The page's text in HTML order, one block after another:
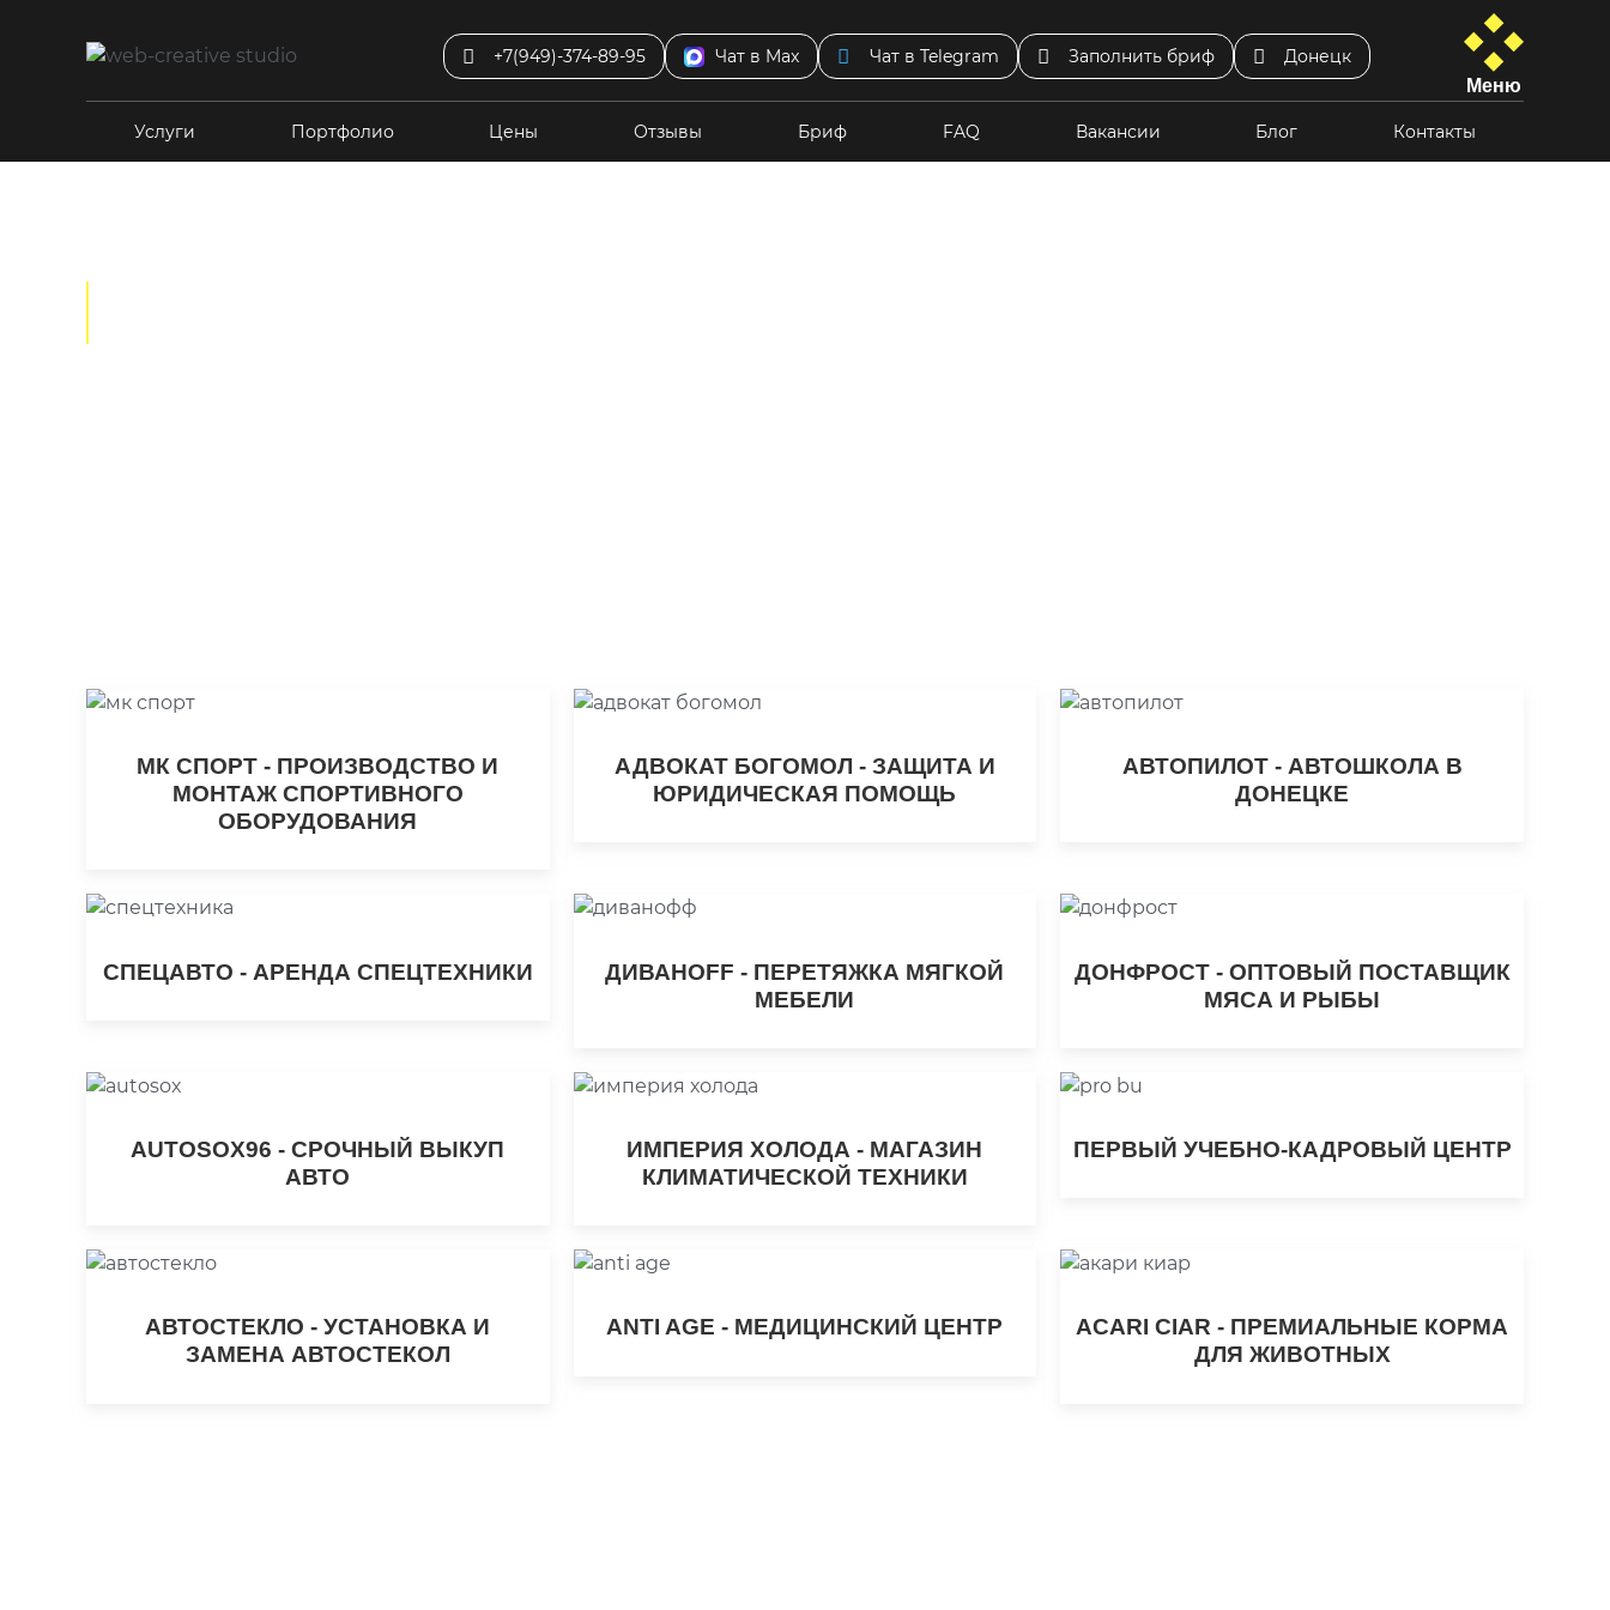
+7(949)-374-89-95 Чат в Max Чат в Telegram Заполнить бриф Донецк
Меню
Услуги Портфолио Цены Отзывы Бриф FAQ Вакансии Блог Контакты
МК СПОРТ - ПРОИЗВОДСТВО И
МОНТАЖ СПОРТИВНОГО
ОБОРУДОВАНИЯ
АДВОКАТ БОГОМОЛ - ЗАЩИТА И
ЮРИДИЧЕСКАЯ ПОМОЩЬ
АВТОПИЛОТ - АВТОШКОЛА В
ДОНЕЦКЕ
СПЕЦАВТО - АРЕНДА СПЕЦТЕХНИКИ
ДИВАНOFF - ПЕРЕТЯЖКА МЯГКОЙ
МЕБЕЛИ
ДОНФРОСТ - ОПТОВЫЙ ПОСТАВЩИК
МЯСА И РЫБЫ
AUTOSOX96 - СРОЧНЫЙ ВЫКУП
АВТО
ИМПЕРИЯ ХОЛОДА - МАГАЗИН
КЛИМАТИЧЕСКОЙ ТЕХНИКИ
ПЕРВЫЙ УЧЕБНО-КАДРОВЫЙ ЦЕНТР
АВТОСТЕКЛО - УСТАНОВКА И
ЗАМЕНА АВТОСТЕКОЛ
ANTI AGE - МЕДИЦИНСКИЙ ЦЕНТР
ACARI CIAR - ПРЕМИАЛЬНЫЕ КОРМА
ДЛЯ ЖИВОТНЫХ